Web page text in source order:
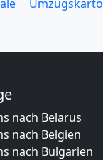
nach Belarus
nach Belgien
nach Bulgarien